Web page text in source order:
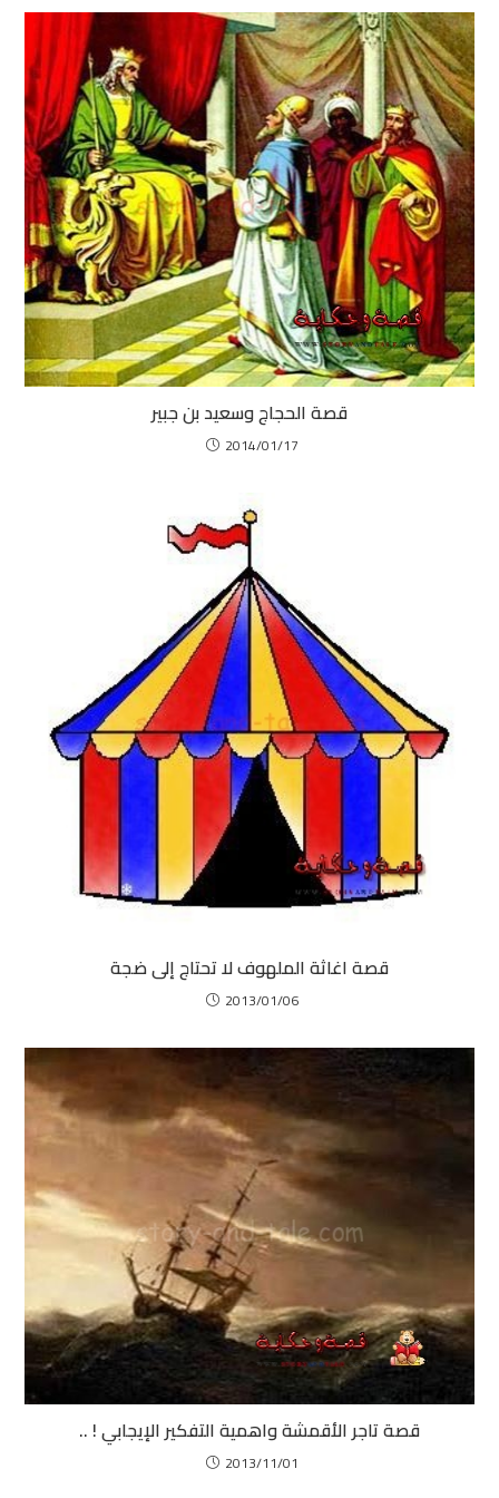
قصة الحجاج وسعيد بن جبير
2014/01/17
قصة اغاثة الملهوف لا تحتاج إلى ضجة
2013/01/06
قصة تاجر الأقمشة واهمية التفكير الإيجابي ! ..
2013/11/01